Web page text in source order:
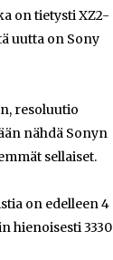
on tietysti XZ2-
uutta on Sony
resoluutio
nähdä Sonyn
sellaiset.
on edelleen 4
hienoisesti 3330